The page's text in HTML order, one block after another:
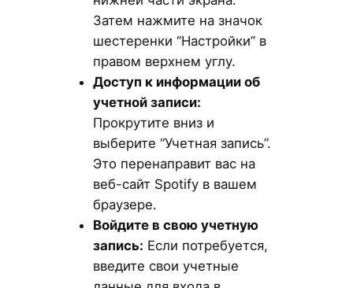
Затем нажмите на значок
шестеренки “Настройки” в
правом верхнем углу.
Доступ к информации об
учетной записи:
Прокрутите вниз и
выберите “Учетная запись”.
Это перенаправит вас на
веб-сайт Spotify в вашем
браузере.
Войдите в свою учетную
запись: Если потребуется,
введите свои учетные